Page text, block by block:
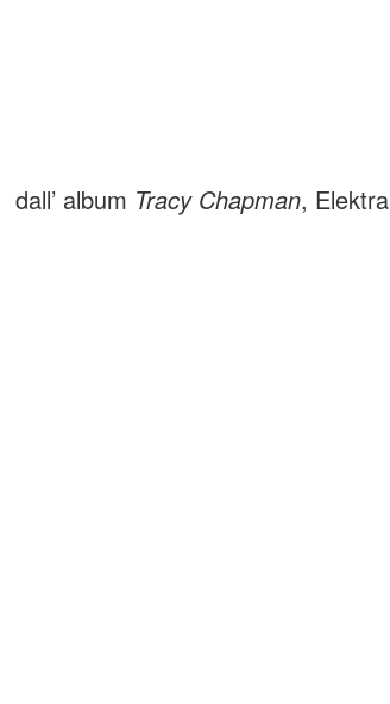
dall’ album Tracy Chapman, Elektra